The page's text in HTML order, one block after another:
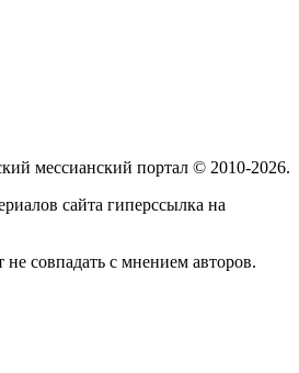
мессианский портал © 2010-2026.
сайта гиперссылка на
совпадать с мнением авторов.